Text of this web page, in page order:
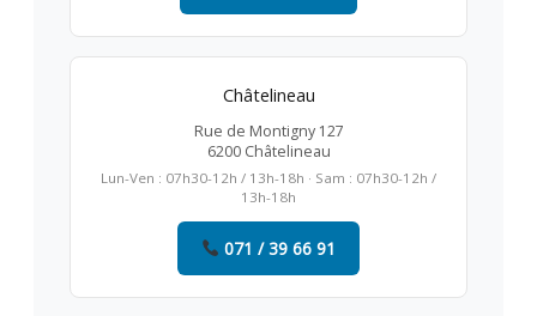
Châtelineau
Rue de Montigny 127
6200 Châtelineau
Lun-Ven : 07h30-12h / 13h-18h · Sam : 07h30-12h /
13h-18h
071 / 39 66 91